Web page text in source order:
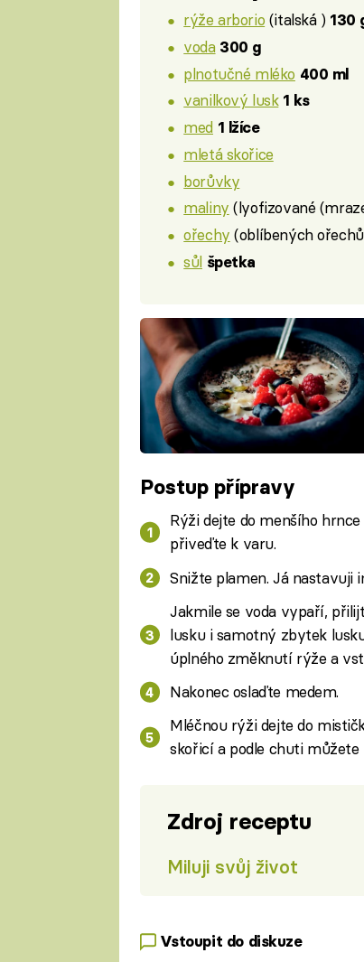
rýže arborio (italská ) 130
voda 300 g
plnotučné mléko 400 ml
vanilkový lusk 1 ks
med 1 lžíce
mletá skořice
borůvky
maliny (lyofizované
ořechy (oblíbených
sůl špetka
Postup přípravy
Rýži dejte do menšího
přiveďte k varu.
Snižte plamen. Já nastavuji
Jakmile se voda vypaří,
lusku i samotný zbytek
úplného změknutí rýže a
Nakonec oslaďte medem.
Mléčnou rýži dejte do
skořicí a podle chuti
Zdroj receptu
Miluji svůj život
Vstoupit do diskuze